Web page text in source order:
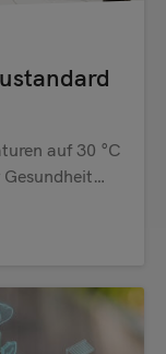
auf 30 °C
Gesundheit…